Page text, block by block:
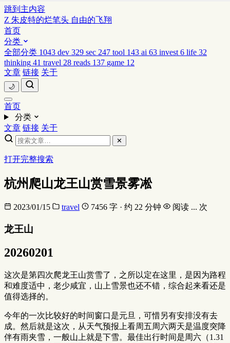
跳到主内容
Z 朱皮特的烂笔头 自由的飞翔
首页
分类
全部分类 1043 dev 329 sec 247 tool 143 ai 63 invest 6 life 32
thinking 41 travel 28 reads 137 game 12
文章 链接 关于
🌙
首页
分类
文章 链接 关于
✕
打开完整搜索
杭州爬山龙王山赏雪景雾凇
2023/01/15 travel 7456 字 · 约 22 分钟 阅读 ... 次
龙王山
20260201
这次是第四次爬龙王山赏雪了，之所以定在这里，是因为路程
和难度适中，老少咸宜，山上雪景也还不错，综合起来看还是
值得选择的。
今年的一次比较好的时间窗口是元旦，可惜另有安排没有去
成。然后就是这次，从天气预报上看周五周六两天是温度突降
伴有雨夹雪，一般山上就是下雪。最佳出行时间是周六（1.31